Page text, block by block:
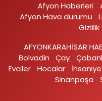
Afyon Haberleri
Afyon Hava durumu
AFYONKARAHİSAR
Bolvadin
Çay
Evciler‎
Hocalar İhsaniye‎
Sinanpaşa